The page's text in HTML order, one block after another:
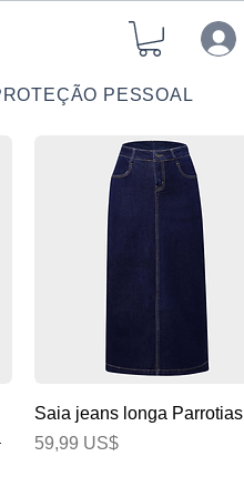
PESSOAL
Visualização rápida
Saia jeans longa Parrotias
Preço
59,99 US$